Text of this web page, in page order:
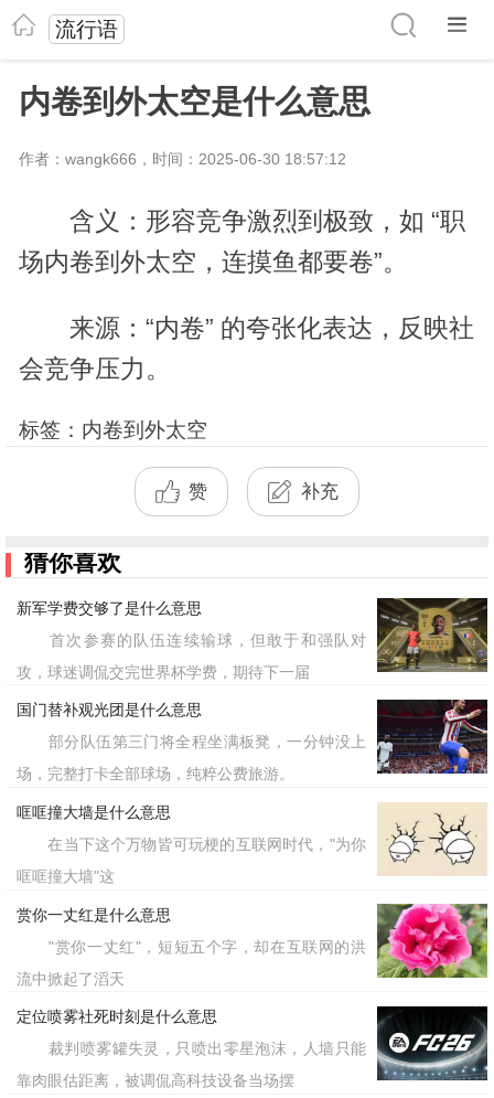
流行语
内卷到外太空是什么意思
作者：wangk666，时间：2025-06-30 18:57:12
含义：形容竞争激烈到极致，如 “职
场内卷到外太空，连摸鱼都要卷”。
来源：“内卷” 的夸张化表达，反映社
会竞争压力。
标签：内卷到外太空
赞 补充
猜你喜欢
新军学费交够了是什么意思
首次参赛的队伍连续输球，但敢于和强队对
攻，球迷调侃交完世界杯学费，期待下一届
国门替补观光团是什么意思
部分队伍第三门将全程坐满板凳，一分钟没上
场，完整打卡全部球场，纯粹公费旅游。
哐哐撞大墙是什么意思
在当下这个万物皆可玩梗的互联网时代，"为你
哐哐撞大墙"这
赏你一丈红是什么意思
"赏你一丈红"，短短五个字，却在互联网的洪
流中掀起了滔天
定位喷雾社死时刻是什么意思
裁判喷雾罐失灵，只喷出零星泡沫，人墙只能
靠肉眼估距离，被调侃高科技设备当场摆